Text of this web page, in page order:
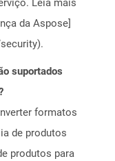
Leia mais
da Aspose]
suportados
formatos
de produtos
produtos para